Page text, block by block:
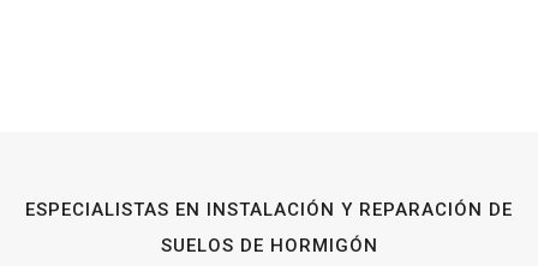
ESPECIALISTAS EN INSTALACIÓN Y REPARACIÓN DE
SUELOS DE HORMIGÓN